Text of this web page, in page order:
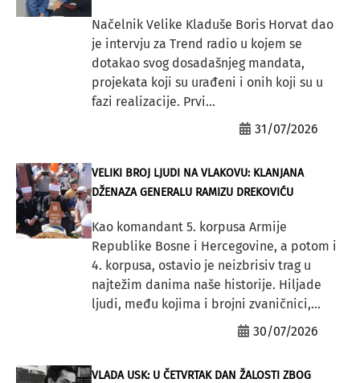
Načelnik Velike Kladuše Boris Horvat dao
je intervju za Trend radio u kojem se
dotakao svog dosadašnjeg mandata,
projekata koji su urađeni i onih koji su u
fazi realizacije. Prvi...
31/07/2026
VELIKI BROJ LJUDI NA VLAKOVU: KLANJANA
DŽENAZA GENERALU RAMIZU DREKOVIĆU
Kao komandant 5. korpusa Armije
Republike Bosne i Hercegovine, a potom i
4. korpusa, ostavio je neizbrisiv trag u
najtežim danima naše historije. Hiljade
ljudi, među kojima i brojni zvaničnici,...
30/07/2026
VLADA USK: U ČETVRTAK DAN ŽALOSTI ZBOG